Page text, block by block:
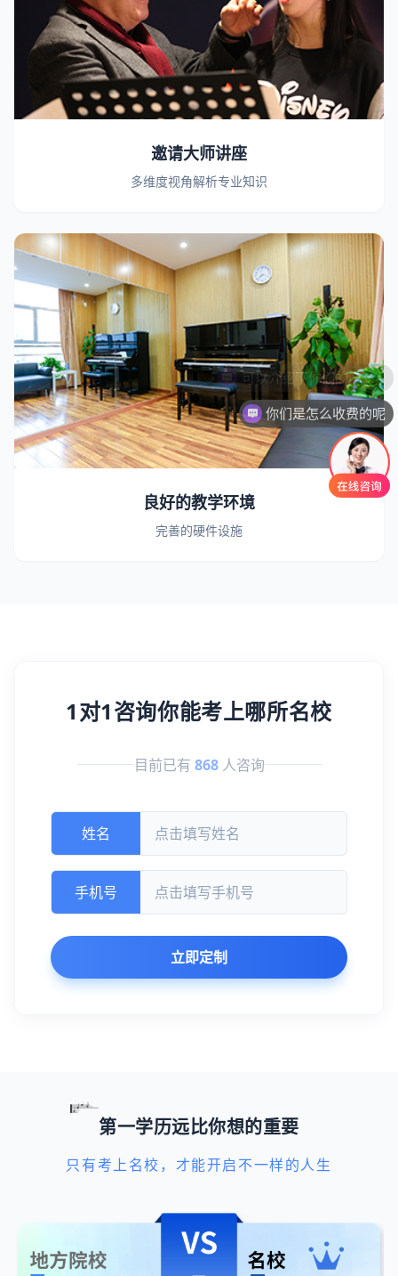
邀请大师讲座
多维度视角解析专业知识
良好的教学环境
完善的硬件设施
1对1咨询你能考上哪所名校
目前已有 868 人咨询
姓名
手机号
立即定制
第一学历远比你想的重要
只有考上名校，才能开启不一样的人生
你们是怎么收费的呢